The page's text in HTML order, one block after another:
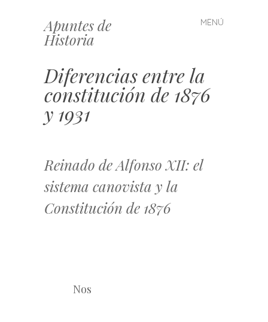
Apuntes de
Historia
MENÚ
Saltar
al
Diferencias entre la
constitución de 1876
y 1931
Reinado de Alfonso XII: el
sistema canovista y la
Constitución de 1876
Nos